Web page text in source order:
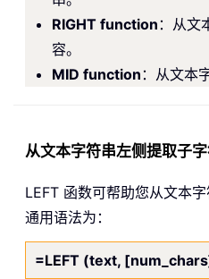
RIGHT function ：从文
容。
MID function ：从文本
从文本字符串左侧提取子字
LEFT 函数可帮助您从文本
通用语法为：
=LEFT (text,